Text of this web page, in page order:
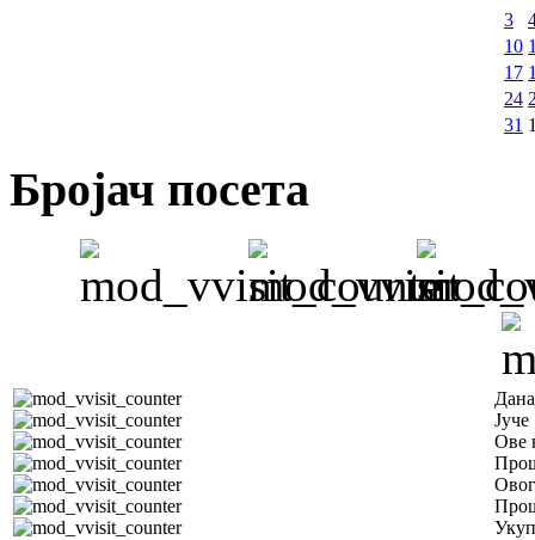
3
10
17
24
31
Бројач посета
Јуче
Ове